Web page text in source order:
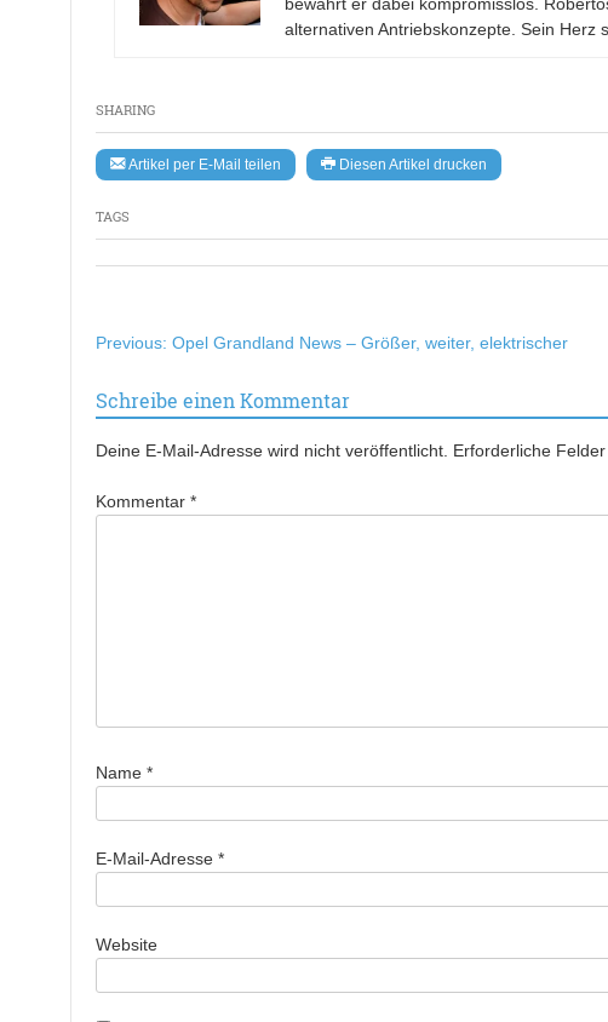
SHARING
Artikel per E-Mail teilen Diesen Artikel drucken
TAGS
alternativen Antriebskonzepte. Sein Herz
Beitragsnavigation
Previous: Opel Grandland News – Größer, weiter, elektrischer
Schreibe einen Kommentar
Deine E-Mail-Adresse wird nicht veröffentlicht. Erforderliche
Kommentar *
Name *
E-Mail-Adresse *
Website